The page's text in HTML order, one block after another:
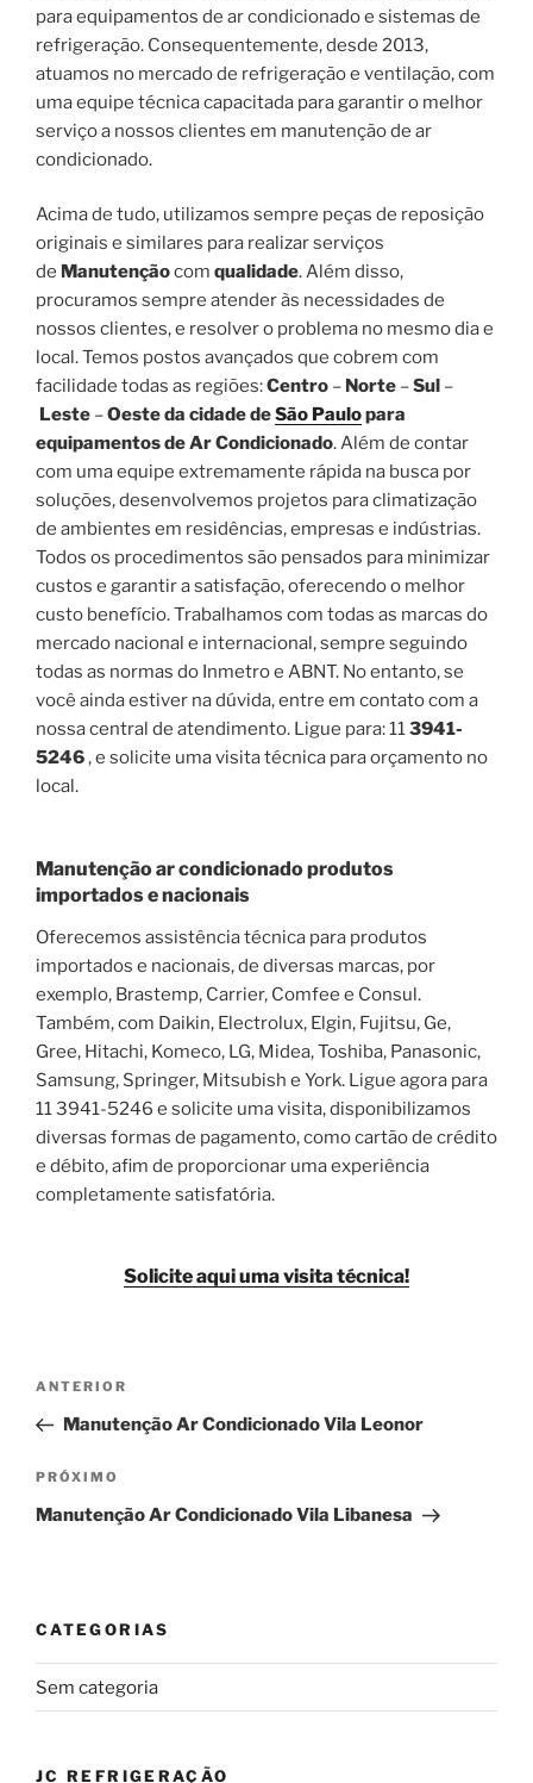
para equipamentos de ar condicionado e sistemas de
refrigeração. Consequentemente, desde 2013,
atuamos no mercado de refrigeração e ventilação, com
uma equipe técnica capacitada para garantir o melhor
serviço a nossos clientes em manutenção de ar
condicionado.
Acima de tudo, utilizamos sempre peças de reposição
originais e similares para realizar serviços
de Manutençãocom qualidade. Além disso,
procuramos sempre atender às necessidades de
nossos clientes, e resolver o problema no mesmo dia e
local. Temos postos avançados que cobrem com
facilidade todas as regiões:Centro – Norte –Sul –
Leste –Oeste da cidade deSão Paulopara
equipamentos de Ar Condicionado. Além de contar
com uma equipe extremamente rápida na busca por
soluções, desenvolvemos projetos para climatização
de ambientes em residências, empresas e indústrias.
Todos os procedimentos são pensados para minimizar
custos e garantir a satisfação, oferecendo o melhor
custo benefício. Trabalhamos com todas as marcas do
mercado nacional e internacional, sempre seguindo
todas as normas do Inmetro e ABNT. No entanto, se
você ainda estiver na dúvida, entre em contato com a
nossa central de atendimento. Ligue para: 113941-
5246, e solicite uma visita técnica para orçamento no
local.
Manutenção ar condicionado produtos
importados e nacionais
Oferecemos assistência técnica para produtos
importados e nacionais, de diversas marcas, por
exemplo, Brastemp, Carrier, Comfee e Consul.
Também, com Daikin, Electrolux, Elgin, Fujitsu, Ge,
Gree, Hitachi, Komeco, LG, Midea, Toshiba, Panasonic,
Samsung, Springer, Mitsubish e York. Ligue agora para
11 3941-5246 e solicite uma visita, disponibilizamos
diversas formas de pagamento, como cartão de crédito
e débito, afim de proporcionar uma experiência
completamente satisfatória.
Solicite aqui uma visita técnica!
Navegação
Post
Post
anterior
ANTERIOR
Manutenção Ar Condicionado Vila Leonor
Próximo
post
PRÓXIMO
Manutenção Ar Condicionado Vila Libanesa
CATEGORIAS
Sem categoria
JC REFRIGERAÇÃO